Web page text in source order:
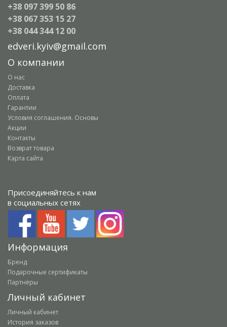
+38 097 399 50 86
+38 067 353 15 27
+38 044 344 12 00
edveri.kyiv@gmail.com
О компании
О нас
Доставка
Оплата
Гарантии
Условия соглашения. Основы
Акции
Контакты
Возврат товара
Карта сайта
Присоединяйтесь к нам
в социальных сетях
Информация
Бренд
Подарочные сертификаты
Партнёры
Личный кабинет
Личный кабинет
История заказов